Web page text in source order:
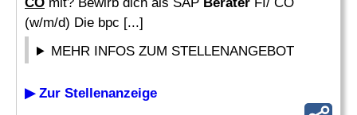
(w/m/d) Die bpc [...]
MEHR INFOS ZUM STELLENANGEBOT
▶ Zur Stellenanzeige